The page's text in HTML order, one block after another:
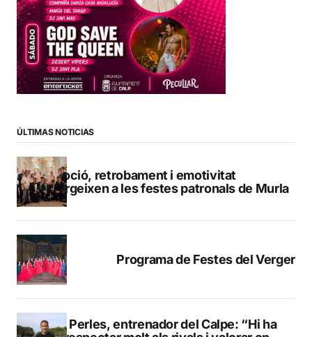
ÚLTIMAS NOTICIAS
Devoció, retrobament i emotivitat
emergeixen a les festes patronals de Murla
Programa de Festes del Verger
Pere Perles, entrenador del Calpe: “Hi ha